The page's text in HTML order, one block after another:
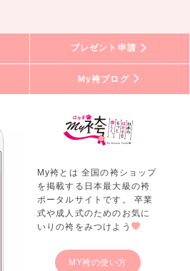
プレゼント申請
My袴ブログ
My袴とは 全国の袴ショップ
を掲載する日本最大級の袴
ポータルサイトです。 卒業
式や成人式のためのお気に
いりの袴をみつけよう
MY袴の使い方